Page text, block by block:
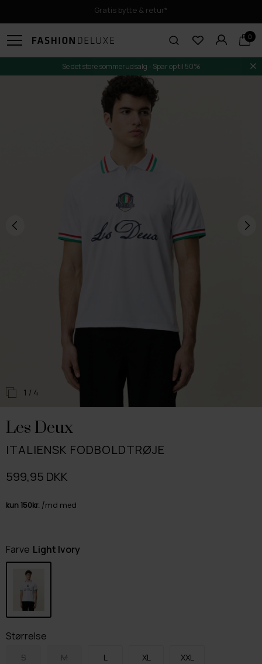
Gratis bytte & retur*
0
Se det store sommerudsalg - Spar op til 50%
1 / 4
Les Deux
ITALIENSK FODBOLDTRØJE
599,95 DKK
Farve Light Ivory
Størrelse
S M L XL XXL